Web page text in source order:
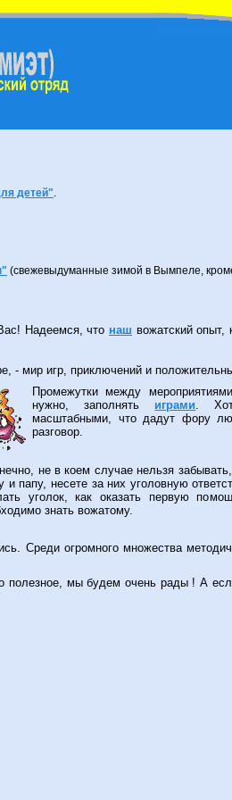
детей".
(свежевыдуманные зимой в Вымпеле,
сменам.
надеемся эта информация поможет
счастливых обладателей и
Надеемся, что наш вожатский опыт,
- мир игр, приключений и
Промежутки между
нужно, заполнять играми.
масштабными, что дадут фору
разговор.
не в коем случае нельзя
и папу, несете за них уголовную
уголок, как оказать первую
знать вожатому.
Среди огромного множества
полезное, мы будем очень рады ! А